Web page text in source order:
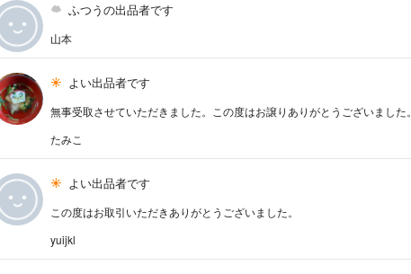
ふつうの出品者です
山本
よい出品者です
無事受取させていただきました。この度はお譲りありがとうございました。
たみこ
よい出品者です
この度はお取引いただきありがとうございました。
yuijkl